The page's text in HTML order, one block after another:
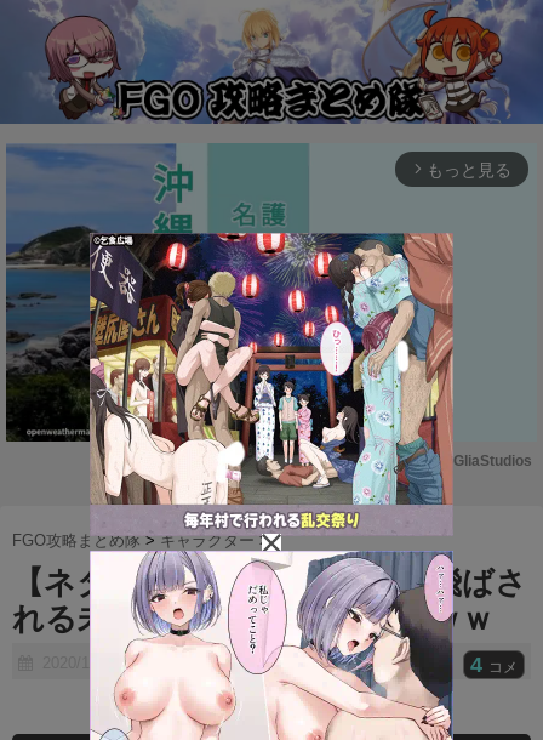
arrow_forward_ios もっと見る
M
u
t
e
Powered by GliaStudios
FGO攻略まとめ隊 >キャラクター >
【ネタ】あの人は涙目で吹っ飛ばさ
れる未来しか見えないｗｗｗｗｗ
2020/11/26 4 コメ